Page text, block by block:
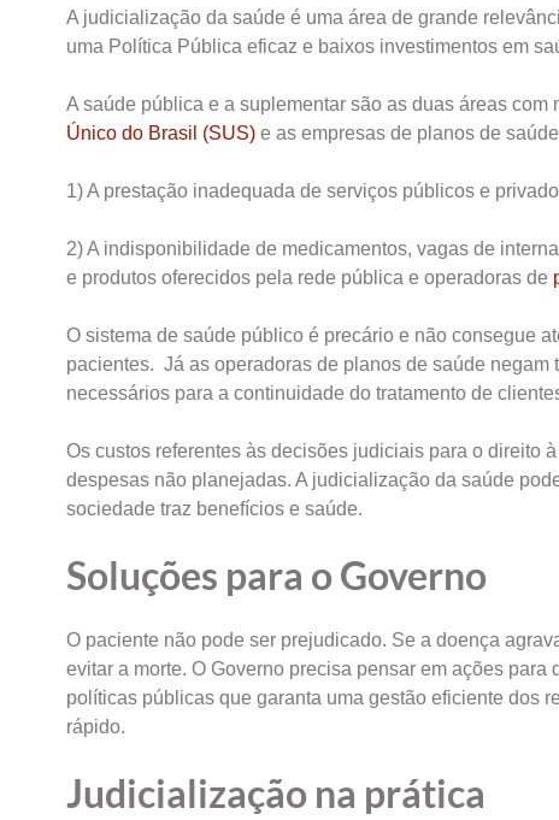
A judicialização da saúde é uma área de grande
uma Política Pública eficaz e baixos investimentos em
A saúde pública e a suplementar são as duas áreas
Único do Brasil (SUS) e as empresas de planos de
1) A prestação inadequada de serviços públicos e
2) A indisponibilidade de medicamentos, vagas de
e produtos oferecidos pela rede pública e operadoras de
O sistema de saúde público é precário e não consegue
pacientes. Já as operadoras de planos de saúde
necessários para a continuidade do tratamento de
Os custos referentes às decisões judiciais para o direito
despesas não planejadas. A judicialização da saúde
sociedade traz benefícios e saúde.
Soluções para o Governo
O paciente não pode ser prejudicado. Se a doença
evitar a morte. O Governo precisa pensar em ações
políticas públicas que garanta uma gestão eficiente dos
rápido.
Judicialização na prática